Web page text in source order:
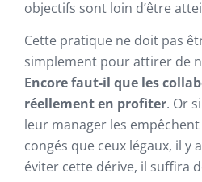
objectifs sont loin d’être
Cette pratique ne doit pas
simplement pour attirer de
Encore faut-il que les
réellement en profiter. Or
leur manager les
congés que ceux légaux, il y
éviter cette dérive, il suffira